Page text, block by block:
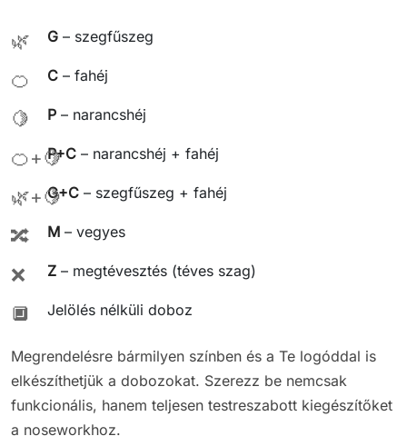
🌿 G – szegfűszeg
🍊 C – fahéj
🍋 P – narancshéj
🍊+🍋P+C – narancshéj + fahéj
🌿+🍋G+C – szegfűszeg + fahéj
🔀 M – vegyes
❌ Z – megtévesztés (téves szag)
🔲 Jelölés nélküli doboz
Megrendelésre bármilyen színben és a Te logóddal is
elkészíthetjük a dobozokat. Szerezz be nemcsak
funkcionális, hanem teljesen testreszabott kiegészítőket
a noseworkhoz.